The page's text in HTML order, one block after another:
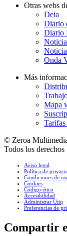
Otras webs
Deia
Diario
Diario
Onda
Más
Mapa
© Zeroa
Todos los derechos
Aviso legal
Política de
Condiciones de
Cookies
Código ético
Accesibilidad
Administrar Utiq
Preferencias de
Compartir